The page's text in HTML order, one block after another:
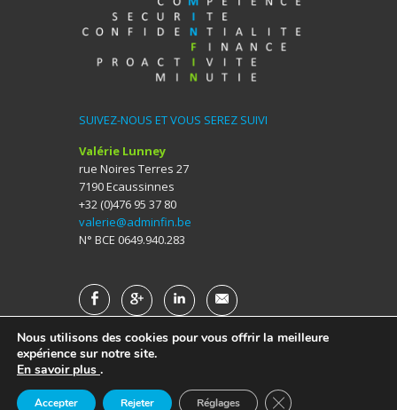
SUIVEZ-NOUS ET VOUS SEREZ SUIVI
Valérie Lunney
rue Noires Terres 27
7190 Ecaussinnes
+32 (0)476 95 37 80
valerie@adminfin.be
N° BCE 0649.940.283
Copyright © 2016 AdminFin. Design by
ChewingCom.
Nous utilisons des cookies pour vous offrir la meilleure
expérience sur notre site.
En savoir plus .
Accepter Rejeter Réglages Close GDPR Cookie